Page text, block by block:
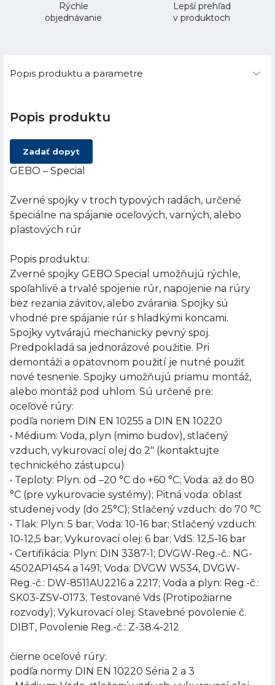
Rýchle
objednávanie
Lepší prehľad
v produktoch
Popis produktu a parametre
Popis produktu
Zadať dopyt
GEBO – Special
Zverné spojky v troch typových radách, určené
špeciálne na spájanie oceľových, varných, alebo
plastových rúr
Popis produktu:
Zverné spojky GEBO Special umožňujú rýchle,
spoľahlivé a trvalé spojenie rúr, napojenie na rúry
bez rezania závitov, alebo zvárania. Spojky sú
vhodné pre spájanie rúr s hladkými koncami.
Spojky vytvárajú mechanicky pevný spoj.
Predpokladá sa jednorázové použitie. Pri
demontáži a opätovnom použití je nutné použiť
nové tesnenie. Spojky umožňujú priamu montáž,
alebo montáž pod uhlom. Sú určené pre:
oceľové rúry:
podľa noriem DIN EN 10255 a DIN EN 10220
• Médium: Voda, plyn (mimo budov), stlačený
vzduch, vykurovací olej do 2" (kontaktujte
technického zástupcu)
• Teploty: Plyn: od –20 °C do +60 °C; Voda: až do 80
°C (pre vykurovacie systémy); Pitná voda: oblasť
studenej vody (do 25°C); Stlačený vzduch: do 70 °C
• Tlak: Plyn: 5 bar; Voda: 10-16 bar; Stlačený vzduch:
10-12,5 bar; Vykurovací olej: 6 bar; VdS: 12,5-16 bar
• Certifikácia: Plyn: DIN 3387-1; DVGW-Reg.-č.: NG-
4502AP1454 a 1491; Voda: DVGW W534, DVGW-
Reg.-č.: DW-8511AU2216 a 2217; Voda a plyn: Reg.-č.:
SK03-ZSV-0173; Testované Vds (Protipožiarne
rozvody); Vykurovací olej: Stavebné povolenie č.
DIBT, Povolenie Reg.-č.: Z-38.4-212
čierne oceľové rúry:
podľa normy DIN EN 10220 Séria 2 a 3